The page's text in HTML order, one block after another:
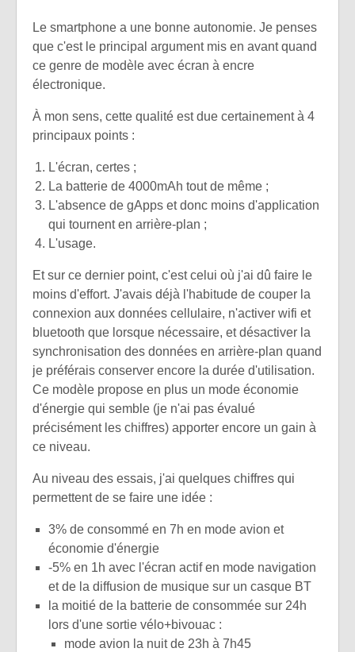
Le smartphone a une bonne autonomie. Je penses
que c'est le principal argument mis en avant quand
ce genre de modèle avec écran à encre
électronique.
À mon sens, cette qualité est due certainement à 4
principaux points :
L'écran, certes ;
La batterie de 4000mAh tout de même ;
L'absence de gApps et donc moins d'application
qui tournent en arrière-plan ;
L'usage.
Et sur ce dernier point, c'est celui où j'ai dû faire le
moins d'effort. J'avais déjà l'habitude de couper la
connexion aux données cellulaire, n'activer wifi et
bluetooth que lorsque nécessaire, et désactiver la
synchronisation des données en arrière-plan quand
je préférais conserver encore la durée d'utilisation.
Ce modèle propose en plus un mode économie
d'énergie qui semble (je n'ai pas évalué
précisément les chiffres) apporter encore un gain à
ce niveau.
Au niveau des essais, j'ai quelques chiffres qui
permettent de se faire une idée :
3% de consommé en 7h en mode avion et
économie d'énergie
-5% en 1h avec l'écran actif en mode navigation
et de la diffusion de musique sur un casque BT
la moitié de la batterie de consommée sur 24h
lors d'une sortie vélo+bivouac :
mode avion la nuit de 23h à 7h45